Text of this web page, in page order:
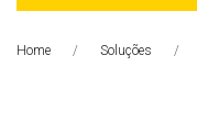
Solutions
Home Soluções